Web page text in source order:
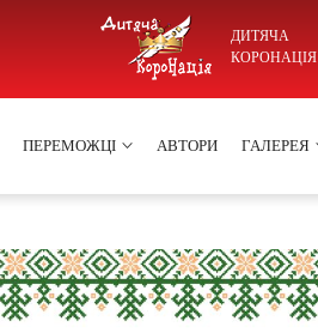
ДИТЯЧА
КОРОНАЦІЯ
ПЕРЕМОЖЦІ АВТОРИ ГАЛЕРЕЯ